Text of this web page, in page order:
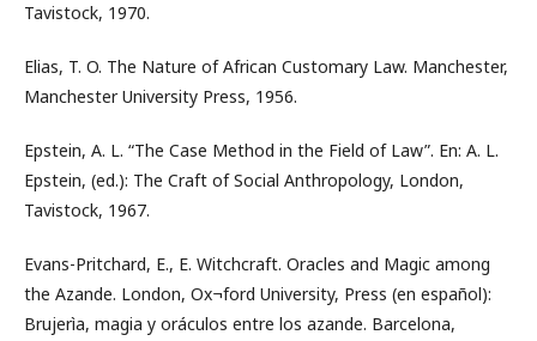
Tavistock, 1970.
Elias, T. O. The Nature of African Customary Law. Manchester,
Manchester University Press, 1956.
Epstein, A. L. “The Case Method in the Field of Law”. En: A. L.
Epstein, (ed.): The Craft of Social Anthropology, London,
Tavistock, 1967.
Evans-Pritchard, E., E. Witchcraft. Oracles and Magic among
the Azande. London, Ox¬ford University, Press (en español):
Brujerìa, magia y oráculos entre los azande. Barcelona,